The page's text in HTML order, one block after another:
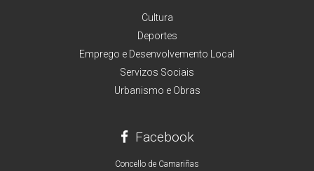
Cultura
Deportes
Emprego e Desenvolvemento Local
Servizos Sociais
Urbanismo e Obras
Facebook
Concello de Camariñas